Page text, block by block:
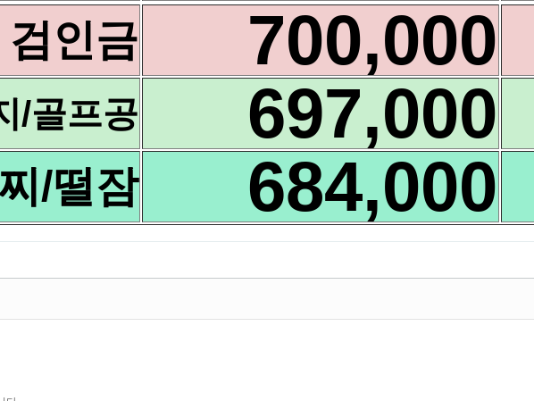
검인금 700,000
/골프공 697,000
/떨잠 684,000